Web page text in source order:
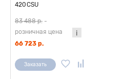
420CSU
83 488 р. -
розничная цена
66 723 р.
Заказать